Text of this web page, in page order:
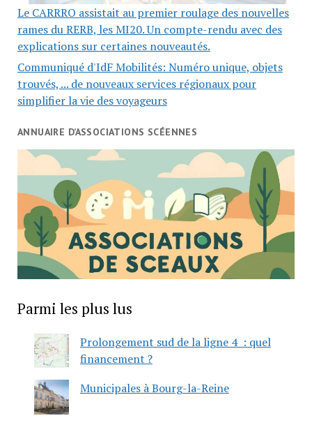
Le CARRRO assistait au premier roulage des nouvelles
rames du RERB, les MI20. Un compte-rendu avec des
explications sur certaines nouveautés.
Communiqué d'IdF Mobilités: Numéro unique, objets
trouvés, ... de nouveaux services régionaux pour
simplifier la vie des voyageurs
ANNUAIRE D’ASSOCIATIONS SCÉENNES
Parmi les plus lus
Prolongement sud de la ligne 4 : quel
financement ?
Municipales à Bourg-la-Reine